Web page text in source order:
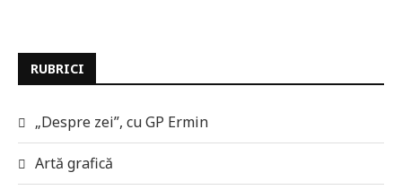
RUBRICI
„Despre zei”, cu GP Ermin
Artă grafică